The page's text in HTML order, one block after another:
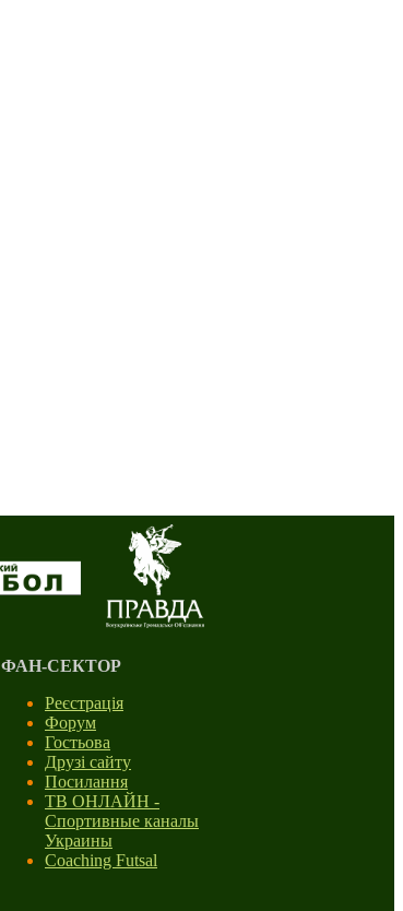
ФАН-СЕКТОР
Реєстрація
Форум
Гостьова
Друзі сайту
Посилання
ТВ ОНЛАЙН -
Спортивные каналы
Украины
Coaching Futsal